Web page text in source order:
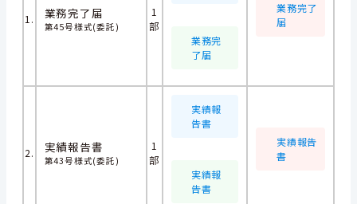
1. 業務完了届
第45号様式(委託)
1
部
業務完
了届
業務完了
届
2. 実績報告書
第43号様式(委託)
1
部
実績報
告書
実績報
告書
実績報告
書